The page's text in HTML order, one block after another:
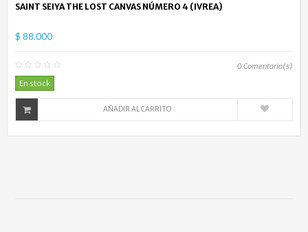
SAINT SEIYA THE LOST CANVAS NÚMERO 4 (IVREA)
$ 88.000
0Comentario(s)
En stock
AÑADIR AL CARRITO